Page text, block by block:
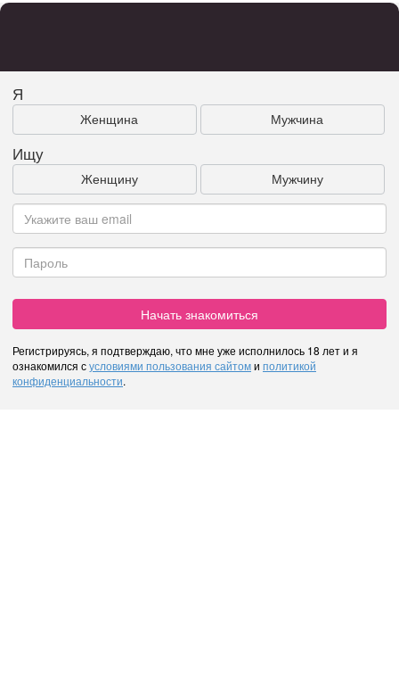
Я
Женщина Мужчина
Ищу
Женщину Мужчину
Начать знакомиться
Регистрируясь, я подтверждаю, что мне уже исполнилось 18 лет и я
ознакомился сусловиями пользования сайтоми политикой
конфиденциальности.